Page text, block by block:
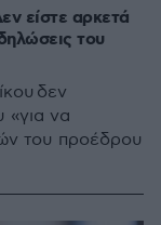
είστε αρκετά
του
δεν
«για να
του προέδρου